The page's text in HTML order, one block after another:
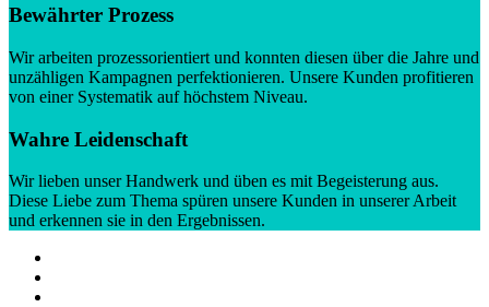
Bewährter Prozess
Wir arbeiten prozessorientiert und konnten diesen über die Jahre und
unzähligen Kampagnen perfektionieren. Unsere Kunden profitieren
von einer Systematik auf höchstem Niveau.
Wahre Leidenschaft
Wir lieben unser Handwerk und üben es mit Begeisterung aus.
Diese Liebe zum Thema spüren unsere Kunden in unserer Arbeit
und erkennen sie in den Ergebnissen.